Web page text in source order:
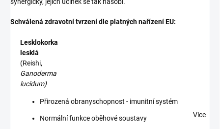
synergicky, jejich účinek se tak násobí.
Schválená zdravotní tvrzení dle platných nařízení EU:
Lesklokorka
lesklá
(Reishi,
Ganoderma
lucidum)
Přirozená obranyschopnost - imunitní systém
Normální funkce oběhové soustavy Více